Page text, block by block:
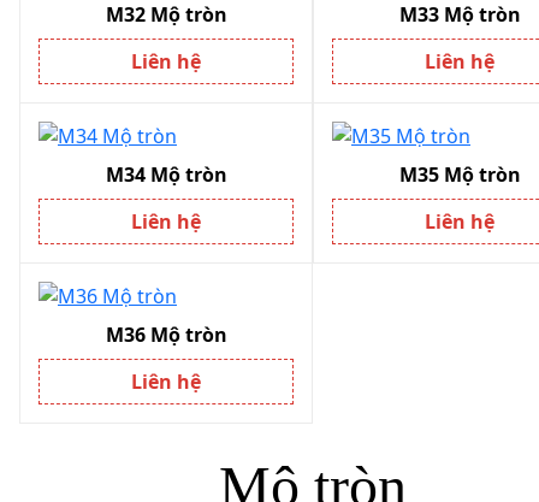
M32 Mộ tròn
Liên hệ
M33 Mộ tròn
Liên hệ
M34 Mộ tròn
Liên hệ
M35 Mộ tròn
Liên hệ
M36 Mộ tròn
Liên hệ
Mộ tròn